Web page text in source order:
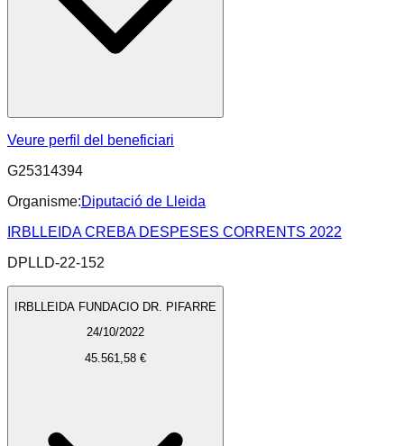
Veure perfil del beneficiari
G25314394
Organisme:Diputació de Lleida
IRBLLEIDA CREBA DESPESES CORRENTS 2022
DPLLD-22-152
IRBLLEIDA FUNDACIO DR. PIFARRE
24/10/2022
45.561,58 €